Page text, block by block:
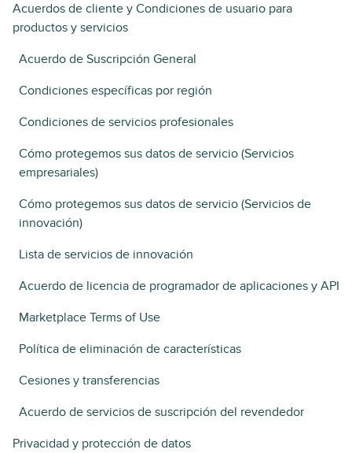
Acuerdos de cliente y Condiciones de usuario para
productos y servicios
Acuerdo de Suscripción General
Condiciones específicas por región
Condiciones de servicios profesionales
Cómo protegemos sus datos de servicio (Servicios
empresariales)
Cómo protegemos sus datos de servicio (Servicios de
innovación)
Lista de servicios de innovación
Acuerdo de licencia de programador de aplicaciones y API
Marketplace Terms of Use
Política de eliminación de características
Cesiones y transferencias
Acuerdo de servicios de suscripción del revendedor
Privacidad y protección de datos